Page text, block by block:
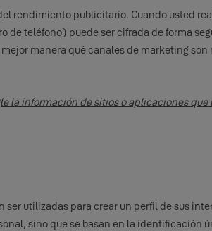
rendimiento publicitario. Cuando usted
teléfono) puede ser cifrada de forma
manera qué canales de marketing son
la información de sitios o aplicaciones
utilizadas para crear un perfil de sus
sino que se basan en la identificación